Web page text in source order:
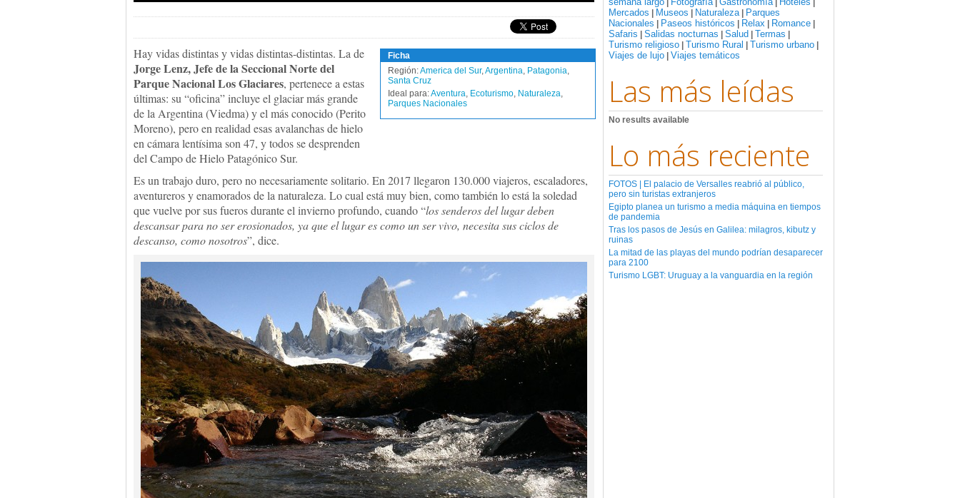
| |
Mercados Museos Naturaleza|
Parques
Nacionales
Paseos históricos Relax Romance
Safaris Salidas nocturnas Salud Termas
Turismo religioso Turismo Rural Turismo urbano
Viajes de lujo Viajes temáticos
Las más leídas
No results available
Lo más reciente
FOTOS | El palacio de Versalles reabrió al público,
pero sin turistas extranjeros
Egipto planea un turismo a media máquina en tiempos
de pandemia
Tras los pasos de Jesús en Galilea: milagros, kibutz y
ruinas
La mitad de las playas del mundo podrían desaparecer
para 2100
Turismo LGBT: Uruguay a la vanguardia en la región
Ficha
Región:America del Sur,Argentina, Patagonia,
Santa Cruz
Ideal para:Aventura, Ecoturismo, Naturaleza,
Parques Nacionales
Hay vidas distintas y vidas distintas-distintas. La de
Jorge Lenz, Jefe de la Seccional Norte del
Parque Nacional Los Glaciares, pertenece a estas
últimas: su “oficina” incluye el glaciar más grande
de la Argentina (Viedma) y el más conocido (Perito
Moreno), pero en realidad esas avalanchas de hielo
en cámara lentísima son 47, y todos se desprenden
del Campo de Hielo Patagónico Sur.
Es un trabajo duro, pero no necesariamente solitario. En 2017 llegaron 130.000 viajeros, escaladores,
aventureros y enamorados de la naturaleza. Lo cual está muy bien, como también lo está la soledad
que vuelve por sus fueros durante el invierno profundo, cuando “los senderos del lugar deben
descansar para no ser erosionados, ya que el lugar es como un ser vivo, necesita sus ciclos de
descanso, como nosotros”, dice.